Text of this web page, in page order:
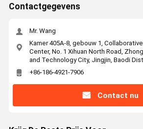
Contactgegevens
Mr. Wang
Kamer 405A-8, gebouw 1,
Center, No. 1 Xihuan North Road,
and Technology City, Jingjin, Baodi
+86-186-4921-7906
Contact nu